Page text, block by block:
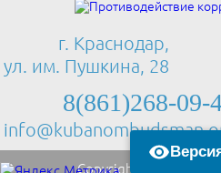
г. Краснодар,
ул. им. Пушкина, 28
8(861)268-09-
Copyright © 2013